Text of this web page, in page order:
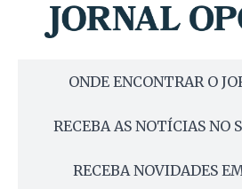
ONDE ENCONTRAR O
RECEBA AS NOTÍCIAS NO
RECEBA NOVIDADES